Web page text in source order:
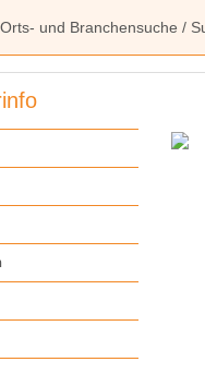
Orts- und Branchensuche /